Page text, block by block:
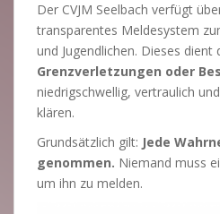
Der CVJM Seelbach verfügt
transparentes Meldesystem
und Jugendlichen. Dieses dient
Grenzverletzungen oder
niedrigschwellig, vertraulich
klären.
Grundsätzlich gilt: Jede
genommen. Niemand muss
um ihn zu melden.